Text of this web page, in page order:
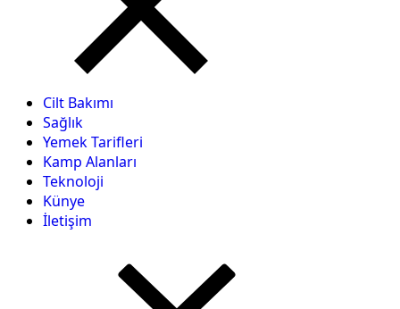
Cilt Bakımı
Sağlık
Yemek Tarifleri
Kamp Alanları
Teknoloji
Künye
İletişim